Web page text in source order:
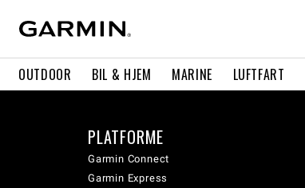
OUTDOOR BIL & HJEM MARINE LUFTFART
PLATFORME
Garmin Connect
Garmin Express